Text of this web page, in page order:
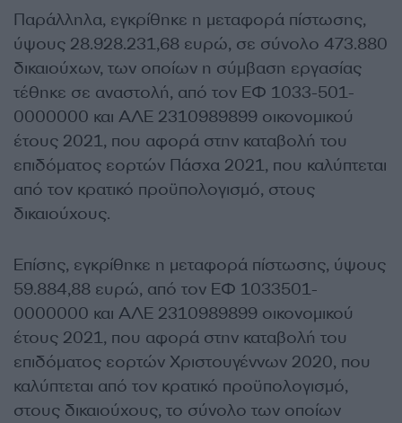
Παράλληλα, εγκρίθηκε η μεταφορά πίστωσης,
ύψους 28.928.231,68 ευρώ, σε σύνολο 473.880
δικαιούχων, των οποίων η σύμβαση εργασίας
τέθηκε σε αναστολή, από τον ΕΦ 1033-501-
0000000 και ΑΛΕ 2310989899 οικονομικού
έτους 2021, που αφορά στην καταβολή του
επιδόματος εορτών Πάσχα 2021, που καλύπτεται
από τον κρατικό προϋπολογισμό, στους
δικαιούχους.
Επίσης, εγκρίθηκε η μεταφορά πίστωσης, ύψους
59.884,88 ευρώ, από τον ΕΦ 1033501-
0000000 και ΑΛΕ 2310989899 οικονομικού
έτους 2021, που αφορά στην καταβολή του
επιδόματος εορτών Χριστουγέννων 2020, που
καλύπτεται από τον κρατικό προϋπολογισμό,
στους δικαιούχους, το σύνολο των οποίων